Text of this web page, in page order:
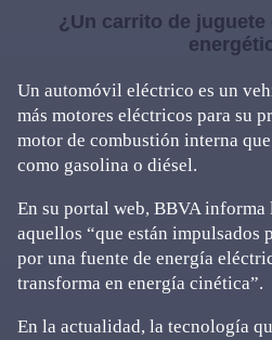
¿Un carrito de
Un automóvil eléctrico es un
más motores eléctricos para su
motor de combustión interna
como gasolina o diésel.
En su portal web, BBVA informa
aquellos “que están impulsados
por una fuente de energía
transforma en energía cinética”.
En la actualidad, la tecnología